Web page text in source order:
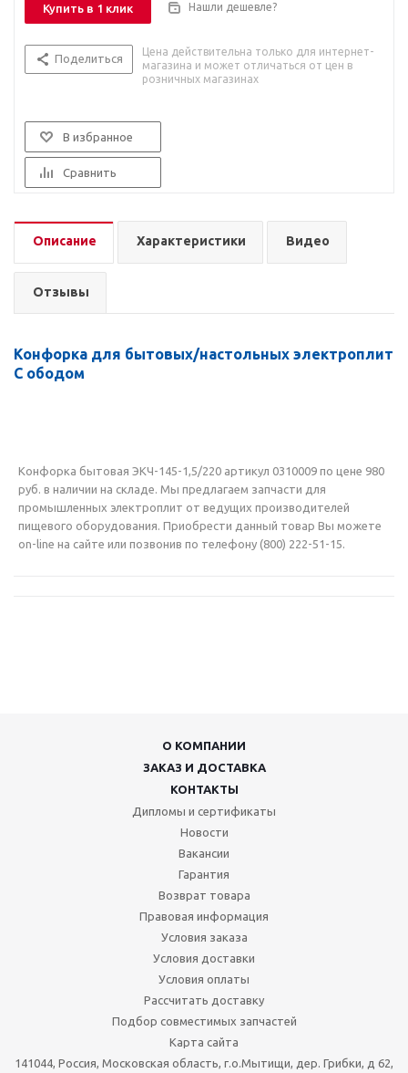
Купить в 1 клик Нашли дешевле?
Поделиться
Цена действительна только для интернет-
магазина и может отличаться от цен в
розничных магазинах
В избранное
Сравнить
Описание Характеристики Видео
Отзывы
Конфорка для бытовых/настольных электроплит
С ободом
Конфорка бытовая ЭКЧ-145-1,5/220 артикул 0310009 по цене 980
руб. в наличии на складе. Мы предлагаем запчасти для
промышленных электроплит от ведущих производителей
пищевого оборудования. Приобрести данный товар Вы можете
on-line на сайте или позвонив по телефону (800) 222-51-15.
О КОМПАНИИ
ЗАКАЗ И ДОСТАВКА
КОНТАКТЫ
Дипломы и сертификаты
Новости
Вакансии
Гарантия
Возврат товара
Правовая информация
Условия заказа
Условия доставки
Условия оплаты
Рассчитать доставку
Подбор совместимых запчастей
Карта сайта
141044, Россия, Московская область, г.о.Мытищи, дер. Грибки, д 62,